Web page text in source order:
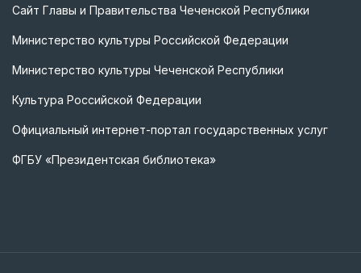
Сайт Главы и Правительства Чеченской Республики
Министерство культуры Российской Федерации
Министерство культуры Чеченской Республики
Культура Российской Федерации
Официальный интернет-портал государственных услуг
ФГБУ «Президентская библиотека»